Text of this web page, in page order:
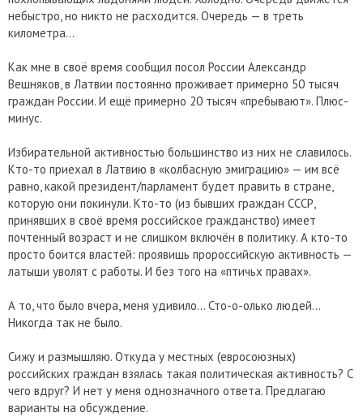
небыстро, но никто не расходится. Очередь — в треть
километра...
Как мне в своё время сообщил посол России Александр
Вешняков, в Латвии постоянно проживает примерно 50 тысяч
граждан России. И ещё примерно 20 тысяч «пребывают». Плюс-
минус.
Избирательной активностью большинство из них не славилось.
Кто-то приехал в Латвию в «колбасную эмиграцию» — им всё
равно, какой президент/парламент будет править в стране,
которую они покинули. Кто-то (из бывших граждан СССР,
принявших в своё время российское гражданство) имеет
почтенный возраст и не слишком включён в политику. А кто-то
просто боится властей: проявишь пророссийскую активность —
латыши уволят с работы. И без того на «птичьх правах».
А то, что было вчера, меня удивило... Сто-о-олько людей...
Никогда так не было.
Сижу и размышляю. Откуда у местных (евросоюзных)
российских граждан взялась такая политическая активность? С
чего вдруг? И нет у меня однозначного ответа. Предлагаю
варианты на обсуждение.